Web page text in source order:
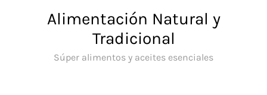
Alimentación Natural y
Tradicional
Súper alimentos y aceites esenciales